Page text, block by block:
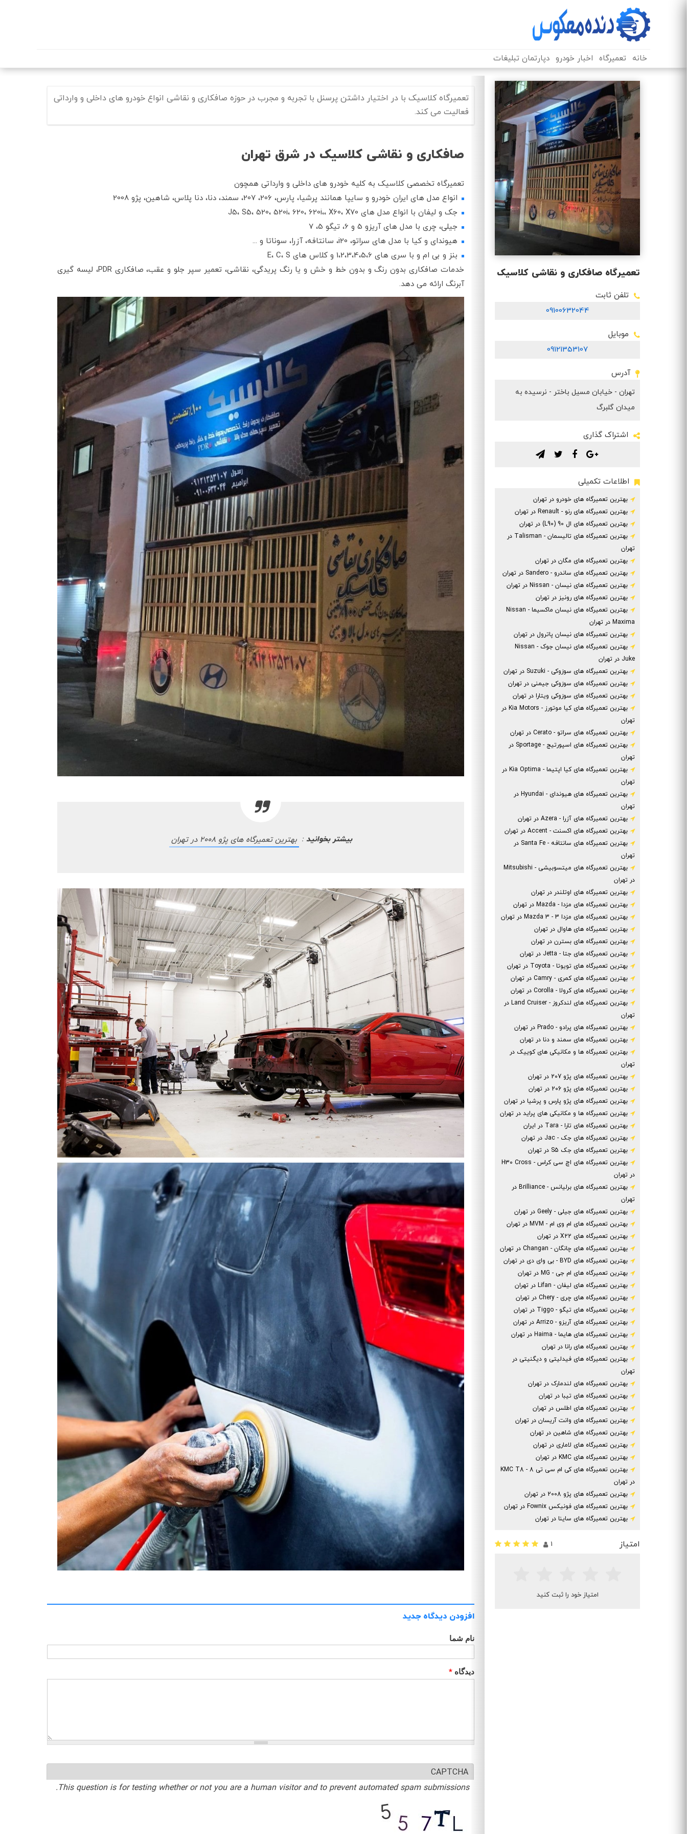
خانه
تعمیرگاه اخبار خودرو دپارتمان تبلیغات
تعمیرگاه صافکاری و نقاشی کلاسیک
تلفن ثابت
09100632044
موبایل
09121353107
آدرس
تهران - خیابان مسیل باختر - نرسیده به
میدان گلبرگ
اشتراک گذاری
. . .
اطلاعات تکمیلی
بهترین تعمیرگاه های خودرو در تهران
بهترین تعمیرگاه های رنو - Renault در تهران
بهترین تعمیرگاه های ال 90 (L90) در تهران
بهترین تعمیرگاه های تالیسمان - Talisman در
تهران
بهترین تعمیرگاه های مگان در تهران
بهترین تعمیرگاه های ساندرو - Sandero در تهران
بهترین تعمیرگاه های نیسان - Nissan در تهران
بهترین تعمیرگاه های رونیز در تهران
بهترین تعمیرگاه های نیسان ماکسیما - Nissan
Maxima در تهران
بهترین تعمیرگاه های نیسان پاترول در تهران
بهترین تعمیرگاه های نیسان جوک - Nissan
Juke در تهران
بهترین تعمیرگاه های سوزوکی - Suzuki در تهران
بهترین تعمیرگاه های سوزوکی جیمنی در تهران
بهترین تعمیرگاه های سوزوکی ویتارا در تهران
بهترین تعمیرگاه های کیا موتورز - Kia Motors در
تهران
بهترین تعمیرگاه های سراتو - Cerato در تهران
بهترین تعمیرگاه های اسپورتیج - Sportage در
تهران
بهترین تعمیرگاه های کیا اپتیما - Kia Optima در
تهران
بهترین تعمیرگاه های هیوندای - Hyundai در
تهران
بهترین تعمیرگاه های آزرا - Azera در تهران
بهترین تعمیرگاه های اکسنت - Accent در تهران
بهترین تعمیرگاه های سانتافه - Santa Fe در
تهران
بهترین تعمیرگاه های میتسوبیشی - Mitsubishi
در تهران
بهترین تعمیرگاه های اوتلندر در تهران
بهترین تعمیرگاه های مزدا - Mazda در تهران
بهترین تعمیرگاه های مزدا 3 - 3 Mazda در تهران
بهترین تعمیرگاه های هاوال در تهران
بهترین تعمیرگاه های بسترن در تهران
بهترین تعمیرگاه های جتا - Jetta در تهران
بهترین تعمیرگاه های تویوتا - Toyota در تهران
بهترین تعمیرگاه های کمری - Camry در تهران
بهترین تعمیرگاه های کرولا - Corolla در تهران
بهترین تعمیرگاه های لندکروز - Land Cruiser در
تهران
بهترین تعمیرگاه های پرادو - Prado در تهران
بهترین تعمیرگاه های سمند و دنا در تهران
بهترین تعمیرگاه ها و مکانیکی های کوییک در
تهران
بهترین تعمیرگاه های پژو 207 در تهران
بهترین تعمیرگاه های پژو 206 در تهران
بهترین تعمیرگاه های پژو پارس و پرشیا در تهران
بهترین تعمیرگاه ها و مکانیکی های پراید در تهران
بهترین تعمیرگاه های تارا - Tara در ایران
بهترین تعمیرگاه های جک - Jac در تهران
بهترین تعمیرگاه های جک S5 در تهران
بهترین تعمیرگاه های اچ سی کراس - H30 Cross
در تهران
بهترین تعمیرگاه های برلیانس - Brilliance در
تهران
بهترین تعمیرگاه های جیلی - Geely در تهران
بهترین تعمیرگاه های ام وی ام - MVM در تهران
بهترین تعمیرگاه های X22 در تهران
بهترین تعمیرگاه های چانگان - Changan در تهران
بهترین تعمیرگاه های BYD - بی وای دی در تهران
بهترین تعمیرگاه های ام جی - MG در تهران
بهترین تعمیرگاه های لیفان - Lifan در تهران
بهترین تعمیرگاه های چری - Chery در تهران
بهترین تعمیرگاه های تیگو - Tiggo در تهران
بهترین تعمیرگاه های آریزو - Arrizo در تهران
بهترین تعمیرگاه های هایما - Haima در تهران
بهترین تعمیرگاه های رانا در تهران
بهترین تعمیرگاه های فیدلیتی و دیگنیتی در
تهران
بهترین تعمیرگاه های لندمارک در تهران
بهترین تعمیرگاه های تیبا در تهران
بهترین تعمیرگاه های اطلس در تهران
بهترین تعمیرگاه های وانت آریسان در تهران
بهترین تعمیرگاه های شاهین در تهران
بهترین تعمیرگاه های لاماری در تهران
بهترین تعمیرگاه های KMC در تهران
بهترین تعمیرگاه های کی ام سی تی 8 - KMC T8
در تهران
بهترین تعمیرگاه های پژو 2008 در تهران
بهترین تعمیرگاه های فونیکس Fownix در تهران
بهترین تعمیرگاه های ساینا در تهران
1 امتیاز
امتیاز خود را ثبت کنید
تعمیرگاه کلاسیک با در اختیار داشتن پرسنل با تجربه و مجرب در حوزه صافکاری و نقاشی انواع خودرو های داخلی و وارداتی
فعالیت می کند.
صافکاری و نقاشی کلاسیک در شرق تهران
تعمیرگاه تخصصی کلاسیک به کلیه خودرو های داخلی و وارداتی همچون
انواع مدل های ایران خودرو و سایپا همانند پرشیا، پارس، 206، 207، سمند، دنا، دنا پلاس، شاهین، پژو 2008
جک و لیفان با انواع مدل های J5، S5، 520، 520i، 620، 620i،، X60، X70
جیلی، چری با مدل های آریزو 5 و 6، تیگو 5، 7
هیوندای و کیا با مدل های سراتو، i20، سانتافه، آزرا، سوناتا و ...
بنز و بی ام و با سری های 1،2،3،4،5،6 و کلاس های E، C، S
خدمات صافکاری بدون رنگ و بدون خط و خش و یا رنگ پریدگی، نقاشی، تعمیر سپر جلو و عقب، صافکاری PDR، لیسه گیری
آبرنگ ارائه می دهد.
بیشتر بخوانید: بهترین تعمیرگاه های پژو 2008 در تهران
افزودن دیدگاه جدید
نام شما
دیدگاه *
CAPTCHA
This question is for testing whether or not you are a human visitor and to prevent automated spam submissions.